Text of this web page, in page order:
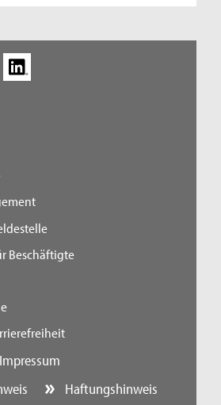
Beschäftigte
Impressum
Haftungshinweis